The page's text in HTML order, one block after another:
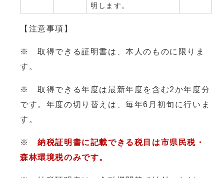
明します。
【注意事項】
※ 取得できる証明書は、本人のものに限りま
す。
※ 取得できる年度は最新年度を含む2か年度分
です。年度の切り替えは、毎年6月初旬に行いま
す。
※納税証明書に記載できる税目は市県民税・
森林環境税のみです。